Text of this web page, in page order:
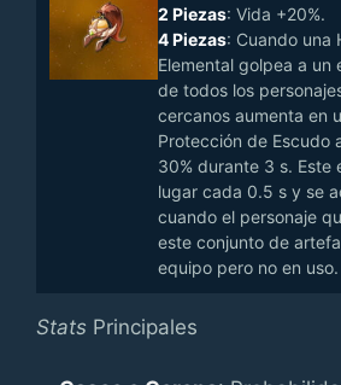
2 Piezas: Vida +20%.
4 Piezas: Cuando una
Elemental golpea a un
de todos los
cercanos aumenta en
Protección de Escudo
30% durante 3 s.
lugar cada 0.5 s y se
cuando el personaje
este conjunto de
equipo pero no en uso.
Stats Principales